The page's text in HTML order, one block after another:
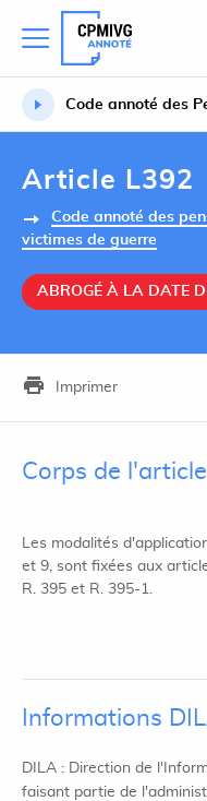
Code annoté des
Article L392
Code annoté des
victimes de guerre
ABROGÉ À LA DATE
Imprimer
Corps de
Les modalités
et 9, sont fixées aux
R. 395 et R. 395-1.
Informations
DILA : Direction de
faisant partie de